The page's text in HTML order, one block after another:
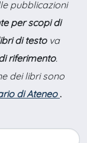
pubblicazioni
per scopi di
di testova
riferimento.
dei libri sono
di Ateneo .